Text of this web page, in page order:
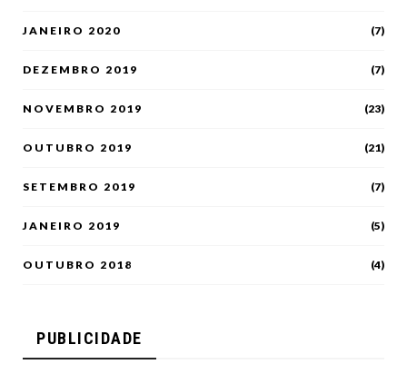
JANEIRO 2020 (7)
DEZEMBRO 2019 (7)
NOVEMBRO 2019 (23)
OUTUBRO 2019 (21)
SETEMBRO 2019 (7)
JANEIRO 2019 (5)
OUTUBRO 2018 (4)
PUBLICIDADE